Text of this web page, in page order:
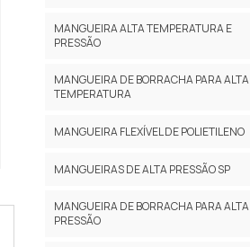
MANGUEIRA ALTA TEMPERATURA E
PRESSÃO
MANGUEIRA DE BORRACHA PARA ALTA
TEMPERATURA
MANGUEIRA FLEXÍVEL DE POLIETILENO
MANGUEIRAS DE ALTA PRESSÃO SP
MANGUEIRA DE BORRACHA PARA ALTA
PRESSÃO